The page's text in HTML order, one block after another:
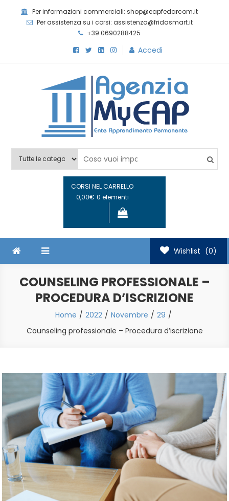
Per informazioni commerciali: shop@eapfedarcom.it
Per assistenza su i corsi: assistenza@fridasmart.it
+39 0690288425
Accedi
Agenzia MyEAP
CORSI NEL CARRELLO
0,00€ 0 elementi
Wishlist (0)
COUNSELING PROFESSIONALE –
PROCEDURA D’ISCRIZIONE
Home 2022 Novembre
29
Counseling professionale – Procedura d’iscrizione